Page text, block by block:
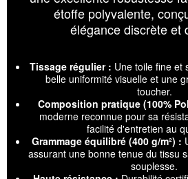
étoffe polyvalente,
élégance discrète et
Tissage régulier : Une toile fine et
belle uniformité visuelle et une
toucher.
Composition pratique (100%
moderne reconnue pour sa
facilité d'entretien au
Grammage équilibré (400 g/m²) :
assurant une bonne tenue du tissu
souplesse.